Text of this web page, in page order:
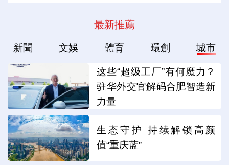
最新推薦
新聞 文娛 體育 環創 城市
这些“超级工厂”有何魔力？
驻华外交官解码合肥智造新
力量
生态守护 持续解锁高颜
值“重庆蓝”